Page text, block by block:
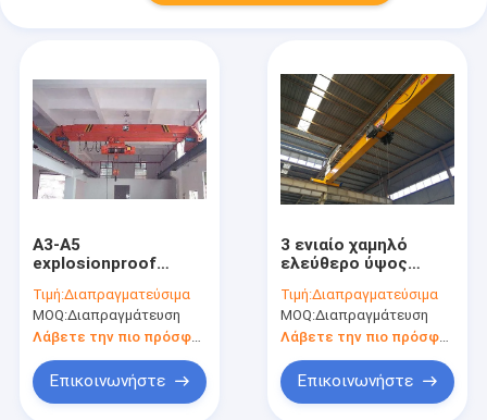
A3-A5
explosionproof
υπερυψωμένος
γερανός δοκών για
το ανθρακωρυχείο
Τιμή:Διαπραγματεύσιμα
MOQ:Διαπραγμάτευση
Λάβετε την πιο πρόσφατη τιμή
Επικοινωνήστε
3 ενιαίο χαμηλό
ελεύθερο ύψος
γερανών ακτίνων
φάσης 380V 50hz
Τιμή:Διαπραγματεύσιμα
MOQ:Διαπραγμάτευση
Επικοινωνήστε